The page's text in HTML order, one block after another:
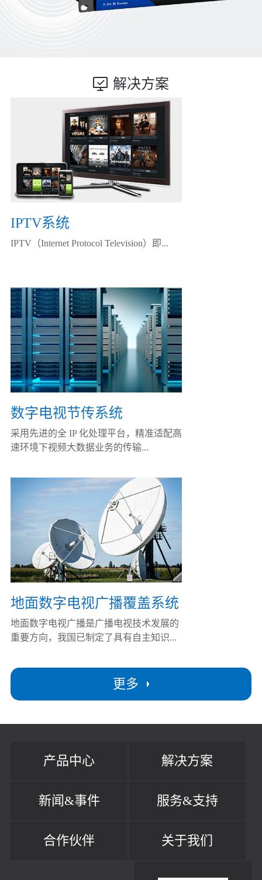
解决方案
更多
IPTV系统
IPTV（Internet Protocol Television）即...
数字电视节传系统
采用先进的全 IP 化处理平台，精准适配高
速环境下视频大数据业务的传输...
地面数字电视广播覆盖系统
地面数字电视广播是广播电视技术发展的
重要方向，我国已制定了具有自主知识...
产品中心 解决方案
新闻&事件 服务&支持
合作伙伴 关于我们